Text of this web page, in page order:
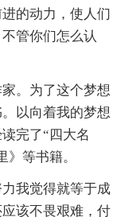
的动力，使人们
管你们怎么认
。为了这个梦想
以向着我的梦想
完了“四大名
等书籍。
我觉得就等于成
该不畏艰难，付